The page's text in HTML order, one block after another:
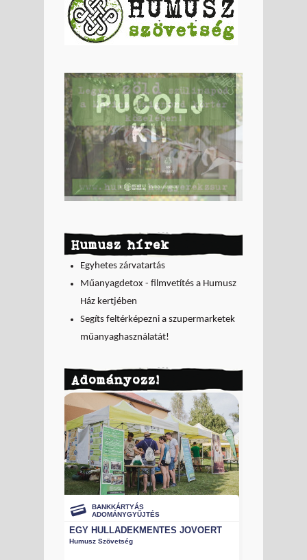
Humusz hírek
Egyhetes zárvatartás
Műanyagdetox - filmvetítés a Humusz
Ház kertjében
Segíts feltérképezni a szupermarketek
műanyaghasználatát!
Adományozz!